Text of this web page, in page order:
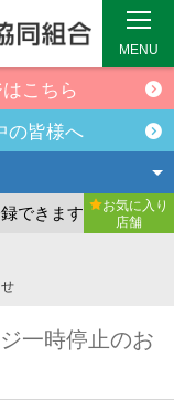
こちら
の皆様へ
きます。 まだ
お気に入り
店舗
MENU
一時停止のお